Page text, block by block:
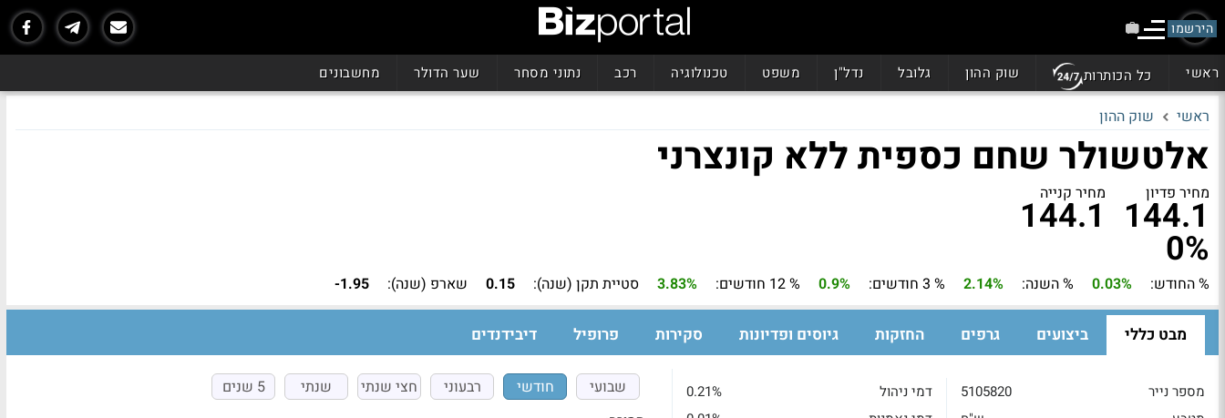
הירשמו
ראשי כל הכותרות שוק ההון גלובל נדל"ן משפט טכנולוגיה רכב נתוני מסחר שער הדולר מחשבונים
ראשי שוק ההון
אלטשולר שחם כספית ללא קונצרני
מחיר פדיון
144.1 מחיר קנייה
144.1
0%
% החודש: 0.03% % השנה: 2.14% % 3 חודשים: 0.9% % 12 חודשים: 3.83% סטיית תקן (שנה): 0.15 שארפ (שנה): -1.95
מבט כללי ביצועים גרפים החזקות גיוסים ופדיונות סקירות פרופיל דיבידנדים
מספר נייר
5105820
דמי ניהול
0.21%
שבועי חודשי רבעוני חצי שנתי שנתי 5 שנים
נכון ל - 06/26